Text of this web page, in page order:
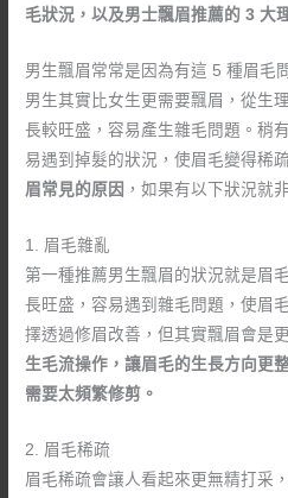
毛狀況，以及男士飄眉推薦的 3 大
男生飄眉常常是因為有這 5 種眉毛
男生其實比女生更需要飄眉，從生
長較旺盛，容易產生雜毛問題。稍
易遇到掉髮的狀況，使眉毛變得稀
眉常見的原因 ，如果有以下狀況就
1. 眉毛雜亂
第一種推薦男生飄眉的狀況就是眉
長旺盛，容易遇到雜毛問題，使眉
擇透過修眉改善，但其實飄眉會是
生毛流操作，讓眉毛的生長方向更
需要太頻繁修剪。
2. 眉毛稀疏
眉毛稀疏會讓人看起來更無精打采